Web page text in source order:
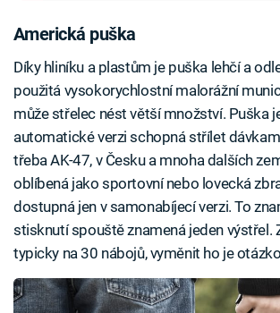
Americká puška
Díky hliníku a plastům je puška lehčí a
použitá vysokorychlostní malorážní
může střelec nést větší množství. Puška
automatické verzi schopná střílet
třeba AK-47, v Česku a mnoha dalších
oblíbená jako sportovní nebo lovecká
dostupná jen v samonabíjecí verzi. To
stisknutí spouště znamená jeden výstřel.
typicky na 30 nábojů, vyměnit ho je